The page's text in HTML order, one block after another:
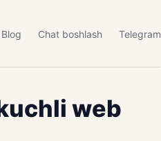
Blog Chat boshlash Telegram
web